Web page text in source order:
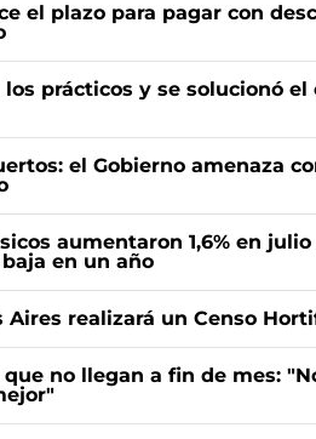
el plazo para pagar con
los prácticos y se solucionó
el Gobierno amenaza
aumentaron 1,6% en
en un año
Aires realizará un Censo
no llegan a fin de mes: